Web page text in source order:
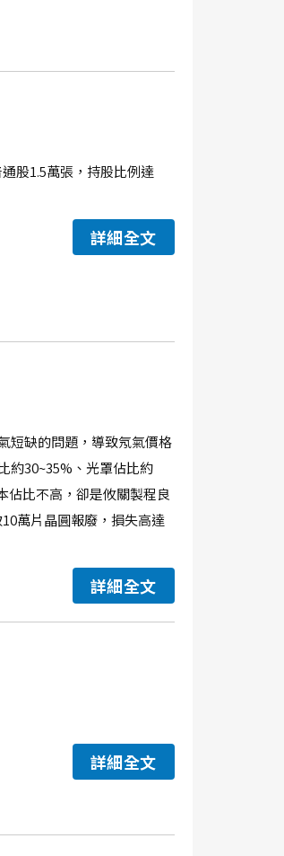
股1.5萬張，持股比例達
詳細全文
短缺的問題，導致氖氣價格
約30~35%、光罩佔比約
佔比不高，卻是攸關製程良
萬片晶圓報廢，損失高達
詳細全文
詳細全文